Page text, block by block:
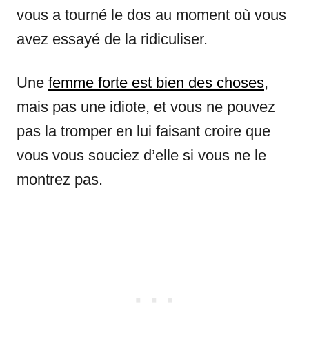
vous a tourné le dos au moment où vous
avez essayé de la ridiculiser.
Une femme forte est bien des choses,
mais pas une idiote, et vous ne pouvez
pas la tromper en lui faisant croire que
vous vous souciez d’elle si vous ne le
montrez pas.